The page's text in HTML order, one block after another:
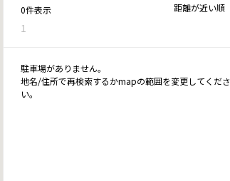
0件表示
1
距離が近い順
駐車場がありません。
地名/住所で再検索するかmapの範囲を変更してくださ
い。